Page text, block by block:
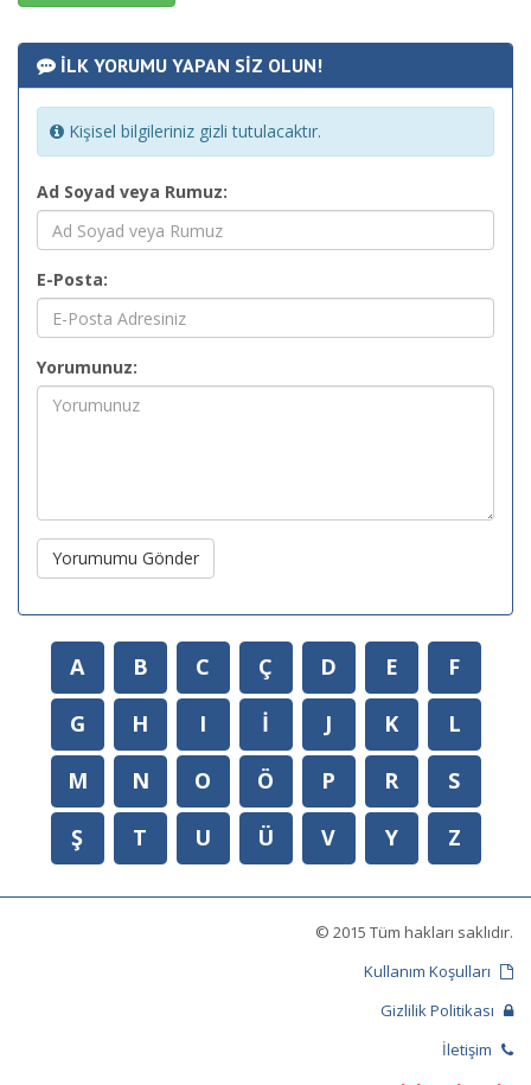
İLK YORUMU YAPAN SİZ OLUN!
Kişisel bilgileriniz gizli tutulacaktır.
Ad Soyad veya Rumuz:
E-Posta:
Yorumunuz:
Yorumumu Gönder
A B C Ç D E
F
G
H I İ J K
L
M
N O Ö P R
S
Ş
T U Ü V Y Z
© 2015 Tüm hakları saklıdır.
Kullanım Koşulları
Gizlilik Politikası
İletişim